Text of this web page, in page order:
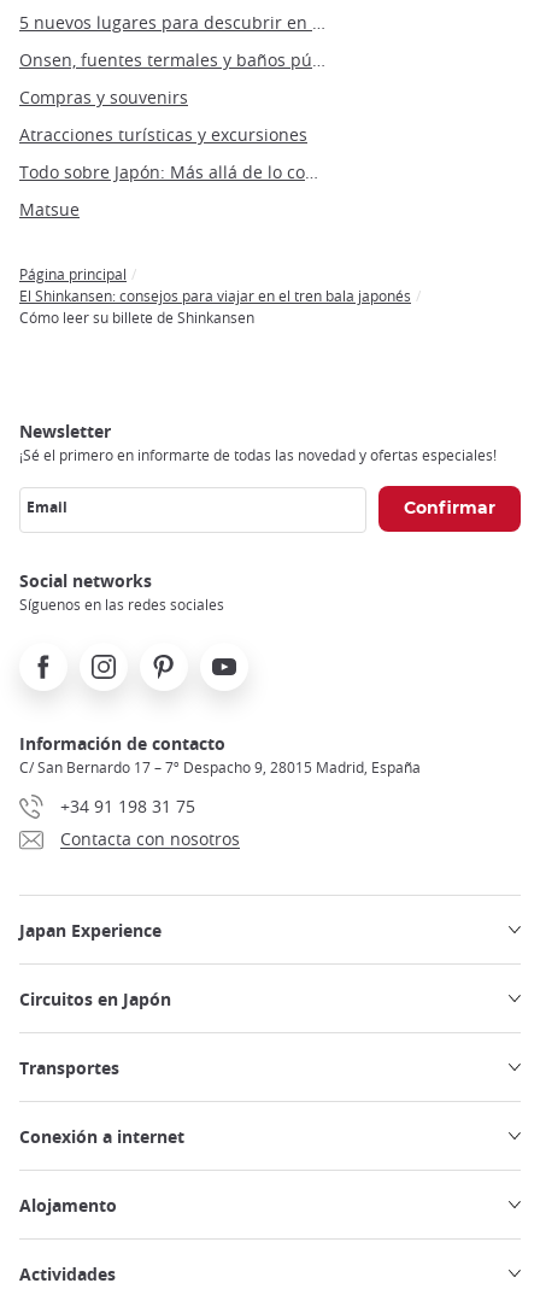
Compras y souvenirs
Atracciones turísticas y excursiones
Matsue
Breadcrumb
Página principal
El Shinkansen: consejos para viajar en el tren bala japonés
Cómo leer su billete de Shinkansen
Newsletter
¡Sé el primero en informarte de todas las novedad y ofertas especiales!
Email
Social networks
Síguenos en las redes sociales
FacebookInstagramPinterest Youtube
Información de contacto
C/ San Bernardo 17 – 7º Despacho 9, 28015 Madrid, España
+34 91 198 31 75
Contacta con nosotros
Japan Experience
Circuitos en Japón
Transportes
Conexión a internet
Alojamento
Actividades